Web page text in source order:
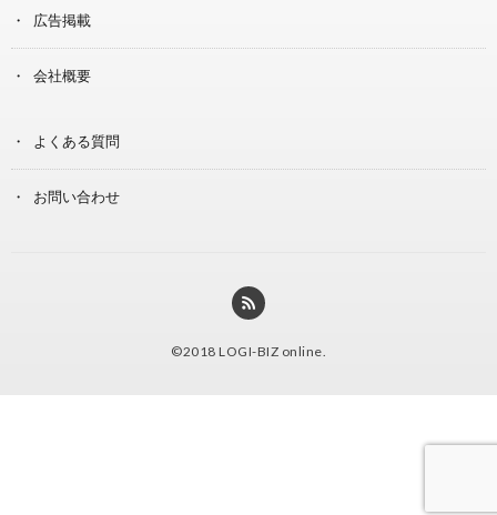
広告掲載
会社概要
よくある質問
お問い合わせ
©2018 LOGI-BIZ online.